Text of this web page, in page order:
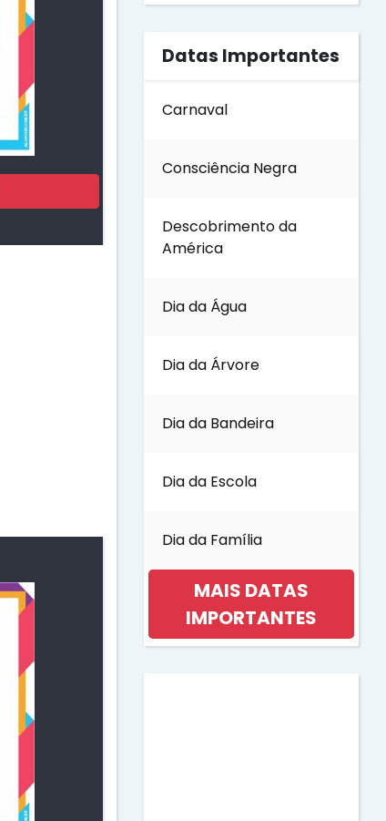
Datas Importantes
Carnaval
Consciência Negra
Descobrimento da
América
Dia da Água
Dia da Árvore
Dia da Bandeira
Dia da Escola
Dia da Família
MAIS DATAS
IMPORTANTES